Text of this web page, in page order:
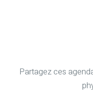
Partagez ces